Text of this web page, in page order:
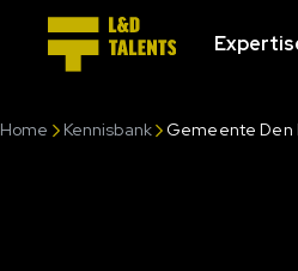
Home Kennisbank Gemeente Den